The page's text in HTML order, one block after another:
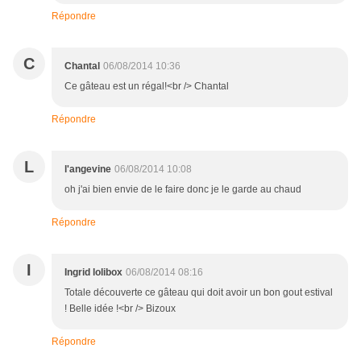
Répondre
C Chantal 06/08/2014 10:36
Ce gâteau est un régal!<br /> Chantal
Répondre
L l'angevine 06/08/2014 10:08
oh j'ai bien envie de le faire donc je le garde au chaud
Répondre
I Ingrid lolibox 06/08/2014 08:16
Totale découverte ce gâteau qui doit avoir un bon gout estival
! Belle idée !<br /> Bizoux
Répondre